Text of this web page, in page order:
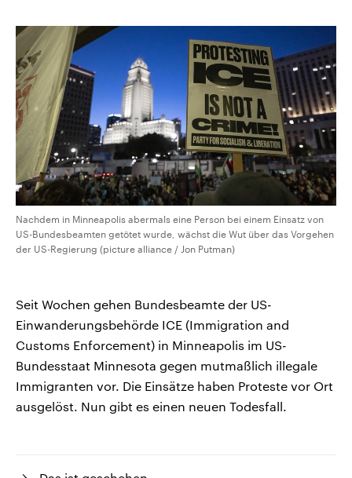
und Kandidaten der anstehenden
Wahl.
Audio-Archiv
Nachdem in Minneapolis abermals eine Person bei einem Einsatz von
US-Bundesbeamten getötet wurde, wächst die Wut über das Vorgehen
der US-Regierung (picture alliance / Jon Putman)
Seit Wochen gehen Bundesbeamte der US-
Einwanderungsbehörde ICE (Immigration and
Customs Enforcement) in Minneapolis im US-
Bundesstaat Minnesota gegen mutmaßlich illegale
Immigranten vor. Die Einsätze haben Proteste vor Ort
ausgelöst. Nun gibt es einen neuen Todesfall.